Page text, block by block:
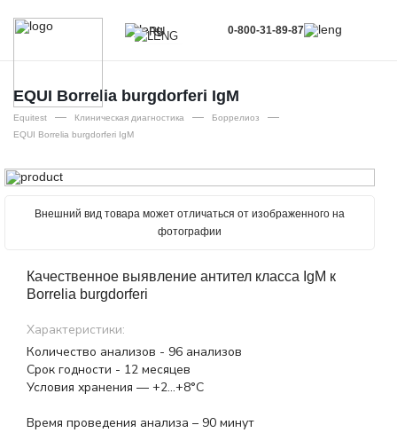
RU
EN
RU
0-800-31-89-87
EQUI Borrelia burgdorferi IgМ
Equitest — Клиническая диагностика — Боррелиоз —
EQUI Borrelia burgdorferi IgМ
Внешний вид товара может отличаться от изображенного на
фотографии
Качественное выявление антител класса IgM к
Borrelia burgdorferi
Характеристики:
Количество анализов - 96 анализов
Срок годности - 12 месяцев
Условия хранения — +2…+8°С
Время проведения анализа – 90 минут